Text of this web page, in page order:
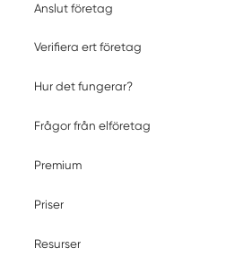
Anslut företag
Verifiera ert företag
Hur det fungerar?
Frågor från elföretag
Premium
Priser
Resurser